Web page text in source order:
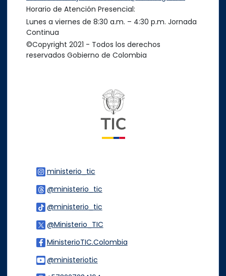
Horario de Atención Presencial:
Lunes a viernes de 8:30 a.m. – 4:30 p.m. Jornada
Continua
©Copyright 2021 - Todos los derechos
reservados Gobierno de Colombia
ministerio_tic
@ministerio_tic
@ministerio_tic
@Ministerio_TIC
MinisterioTIC.Colombia
@ministeriotic